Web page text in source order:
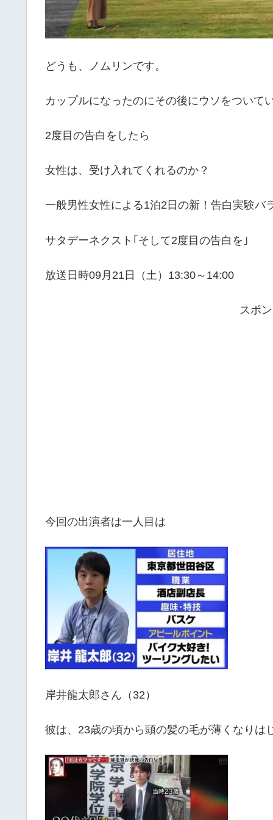
どうも、ノムリンです。
カップルになったのにその後にウソをついて
2度目の告白をしたら
女性は、受け入れてくれるのか？
一般男性女性による1泊2日の新！告白実験バ
サタデーネクスト｢そして2度目の告白を｣
放送日時09月21日（土）13:30～14:00
スポ
今回の出演者は一人目は
岸井龍太郎さん（32）
彼は、23歳の頃から頭の髪の毛が薄くなりは